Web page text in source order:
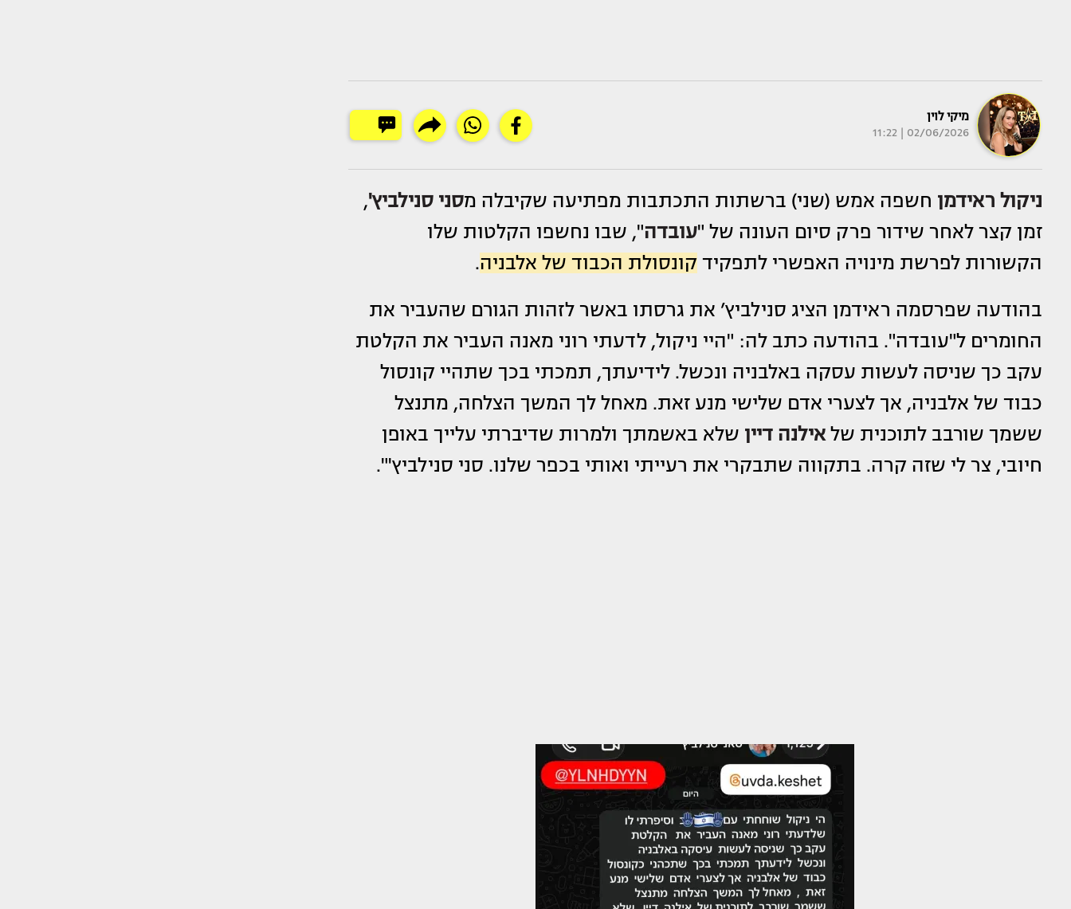
מיקי לוין
02/06/2026 | 11:22
ניקול ראידמן חשפה אמש (שני) ברשתות התכתבות מפתיעה שקיבלה מסני סנילביץ',
זמן קצר לאחר שידור פרק סיום העונה של "עובדה", שבו נחשפו הקלטות שלו
הקשורות לפרשת מינויה האפשרי לתפקידקונסולת הכבוד של אלבניה.
בהודעה שפרסמה ראידמן הציג סנילביץ’ את גרסתו באשר לזהות הגורם שהעביר את
החומרים ל"עובדה". בהודעה כתב לה: "היי ניקול, לדעתי רוני מאנה העביר את הקלטת
עקב כך שניסה לעשות עסקה באלבניה ונכשל. לידיעתך, תמכתי בכך שתהיי קונסול
כבוד של אלבניה, אך לצערי אדם שלישי מנע זאת. מאחל לך המשך הצלחה, מתנצל
ששמך שורבב לתוכנית שלאילנה דיין שלא באשמתך ולמרות שדיברתי עלייך באופן
חיובי, צר לי שזה קרה. בתקווה שתבקרי את רעייתי ואותי בכפר שלנו. סני סנילביץ'".